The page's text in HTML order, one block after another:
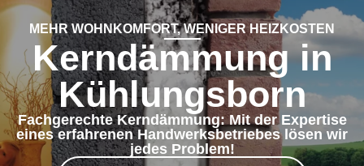
MEHR WOHNKOMFORT, WENIGER HEIZKOSTEN
Kerndämmung in
Kühlungsborn
Fachgerechte Kerndämmung: Mit der Expertise
eines erfahrenen Handwerksbetriebes lösen wir
jedes Problem!